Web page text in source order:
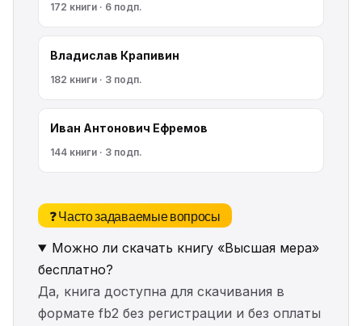
172 книги · 6 подп.
Владислав Крапивин
182 книги · 3 подп.
Иван Антонович Ефремов
144 книги · 3 подп.
❓ Часто задаваемые вопросы
Можно ли скачать книгу «Высшая мера»
бесплатно?
Да, книга доступна для скачивания в
формате fb2 без регистрации и без оплаты